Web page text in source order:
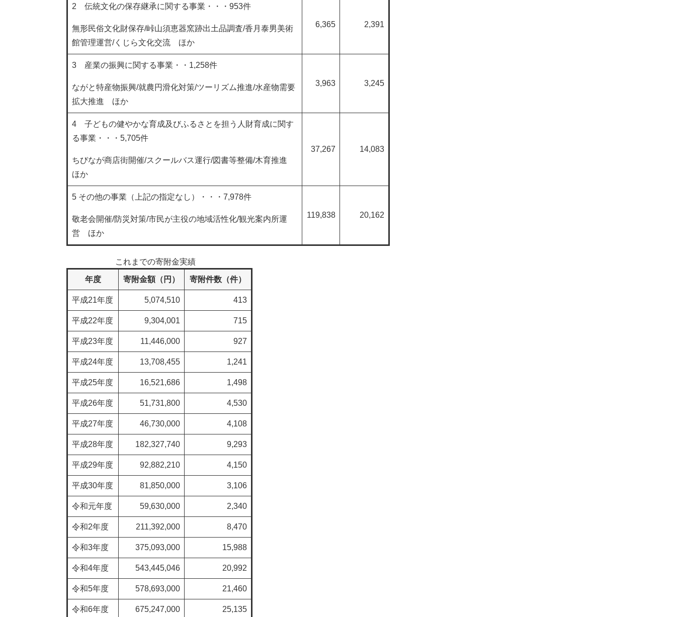
2 伝統文化の保存継承に関する事業・・・953件
無形民俗文化財保存/峠山須恵器窯跡出土品調査/香月泰男美術
館管理運営/くじら文化交流 ほか
6,365 2,391
3 産業の振興に関する事業・・1,258件
ながと特産物振興/就農円滑化対策/ツーリズム推進/水産物需要
拡大推進 ほか
3,963 3,245
4 子どもの健やかな育成及びふるさとを担う人財育成に関す
る事業・・・5,705件
ちびなが商店街開催/スクールバス運行/図書等整備/木育推進
ほか
37,267 14,083
5 その他の事業（上記の指定なし）・・・7,978件
敬老会開催/防災対策/市民が主役の地域活性化/観光案内所運
営 ほか
119,838 20,162
年度 寄附金額（円） 寄附件数（件）
これまでの寄附金実績
平成21年度 5,074,510 413
平成22年度 9,304,001 715
平成23年度 11,446,000 927
平成24年度 13,708,455 1,241
平成25年度 16,521,686 1,498
平成26年度 51,731,800 4,530
平成27年度 46,730,000 4,108
平成28年度 182,327,740 9,293
平成29年度 92,882,210 4,150
平成30年度 81,850,000 3,106
令和元年度 59,630,000 2,340
令和2年度 211,392,000 8,470
令和3年度 375,093,000 15,988
令和4年度 543,445,046 20,992
令和5年度 578,693,000 21,460
令和6年度 675,247,000 25,135